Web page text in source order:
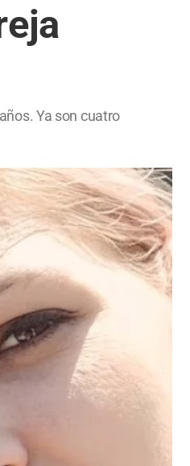
Ya son cuatro